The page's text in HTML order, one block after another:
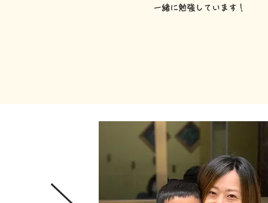
一緒に勉強しています！